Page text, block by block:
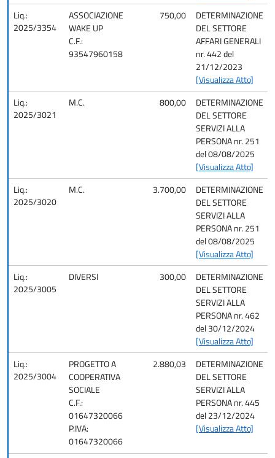
Liq.:
2025/3354
ASSOCIAZIONE
WAKE UP
C.F.:
93547960158
750,00
DETERMINAZIONE
DEL SETTORE
AFFARI GENERALI
nr. 442 del
21/12/2023
[Visualizza Atto]
Liq.:
2025/3021
M.C. 800,00
DETERMINAZIONE
DEL SETTORE
SERVIZI ALLA
PERSONA nr. 251
del 08/08/2025
[Visualizza Atto]
Liq.:
2025/3020
M.C. 3.700,00
DETERMINAZIONE
DEL SETTORE
SERVIZI ALLA
PERSONA nr. 251
del 08/08/2025
[Visualizza Atto]
Liq.:
2025/3005
DIVERSI 300,00
DETERMINAZIONE
DEL SETTORE
SERVIZI ALLA
PERSONA nr. 462
del 30/12/2024
[Visualizza Atto]
Liq.:
2025/3004
PROGETTO A
COOPERATIVA
SOCIALE
C.F.:
01647320066
P.IVA:
01647320066
2.880,03
DETERMINAZIONE
DEL SETTORE
SERVIZI ALLA
PERSONA nr. 445
del 23/12/2024
[Visualizza Atto]